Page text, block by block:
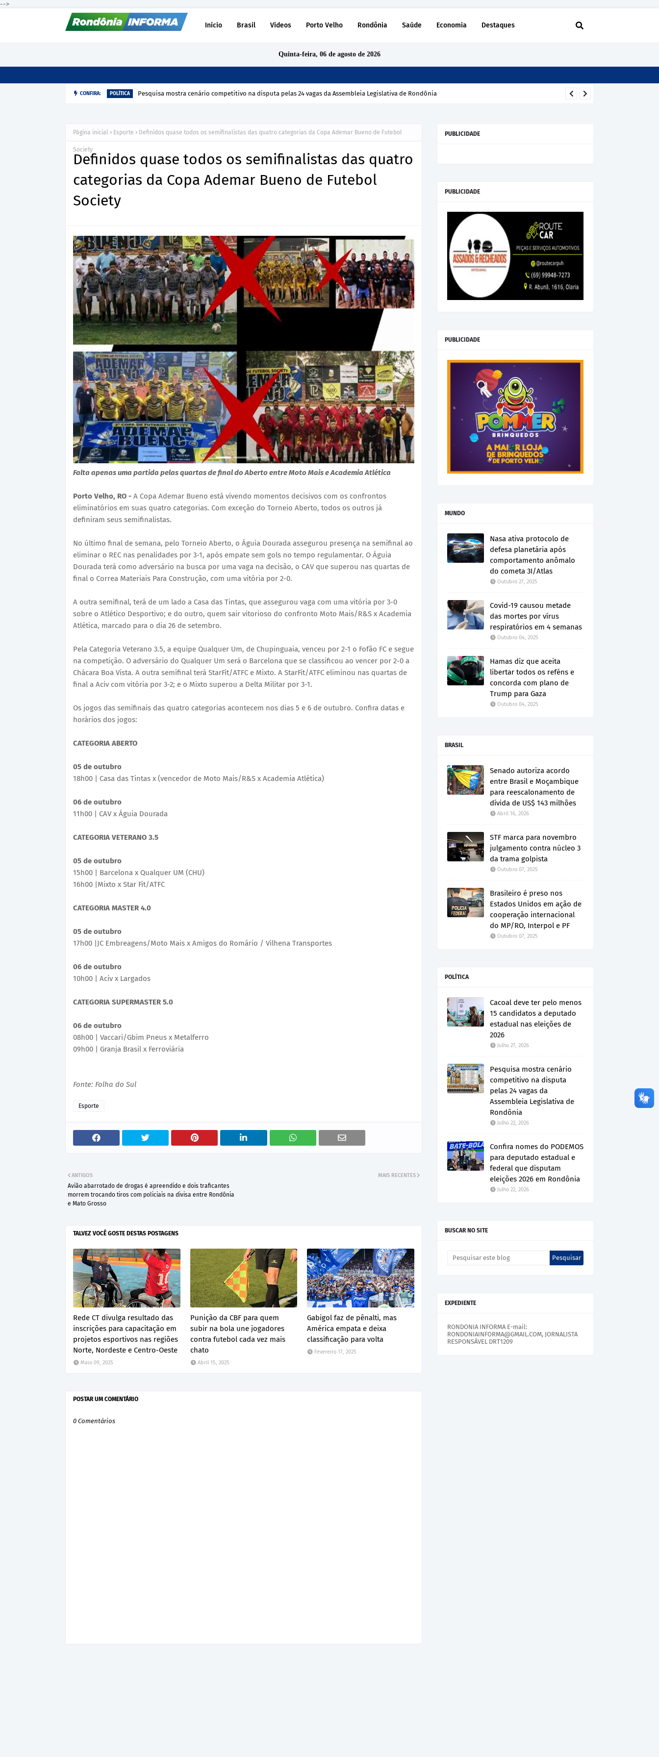
-->
Início Brasil Vídeos Porto Velho Rondônia Saúde Economia Destaques
Quinta-feira, 06 de agosto de 2026
CONFIRA: POLÍTICA Pesquisa mostra cenário competitivo na disputa pelas 24 vagas da Assembleia Legislativa de Rondônia
Página inicial Esporte Definidos quase todos os semifinalistas das quatro categorias da Copa Ademar Bueno de Futebol
Society
Definidos quase todos os semifinalistas das quatro
categorias da Copa Ademar Bueno de Futebol
Society
Falta apenas uma partida pelas quartas de final do Aberto entre Moto Mais e Academia Atlética
Porto Velho, RO - A Copa Ademar Bueno está vivendo momentos decisivos com os confrontos
eliminatórios em suas quatro categorias. Com exceção do Torneio Aberto, todos os outros já
definiram seus semifinalistas.
No último final de semana, pelo Torneio Aberto, o Águia Dourada assegurou presença na semifinal ao
eliminar o REC nas penalidades por 3-1, após empate sem gols no tempo regulamentar. O Águia
Dourada terá como adversário na busca por uma vaga na decisão, o CAV que superou nas quartas de
final o Correa Materiais Para Construção, com uma vitória por 2-0.
A outra semifinal, terá de um lado a Casa das Tintas, que assegurou vaga com uma vitória por 3-0
sobre o Atlético Desportivo; e do outro, quem sair vitorioso do confronto Moto Mais/R&S x Academia
Atlética, marcado para o dia 26 de setembro.
Pela Categoria Veterano 3.5, a equipe Qualquer Um, de Chupinguaia, venceu por 2-1 o Fofão FC e segue
na competição. O adversário do Qualquer Um será o Barcelona que se classificou ao vencer por 2-0 a
Chácara Boa Vista. A outra semifinal terá StarFit/ATFC e Mixto. A StarFit/ATFC eliminou nas quartas de
final a Aciv com vitória por 3-2; e o Mixto superou a Delta Militar por 3-1.
Os jogos das semifinais das quatro categorias acontecem nos dias 5 e 6 de outubro. Confira datas e
horários dos jogos:
CATEGORIA ABERTO
05 de outubro
18h00 | Casa das Tintas x (vencedor de Moto Mais/R&S x Academia Atlética)
06 de outubro
11h00 | CAV x Águia Dourada
CATEGORIA VETERANO 3.5
05 de outubro
15h00 | Barcelona x Qualquer UM (CHU)
16h00 |Mixto x Star Fit/ATFC
CATEGORIA MASTER 4.0
05 de outubro
17h00 |JC Embreagens/Moto Mais x Amigos do Romário / Vilhena Transportes
06 de outubro
10h00 | Aciv x Largados
CATEGORIA SUPERMASTER 5.0
06 de outubro
08h00 | Vaccari/Gbim Pneus x Metalferro
09h00 | Granja Brasil x Ferroviária
Fonte: Folha do Sul
Esporte
MAIS RECENTES
ANTIGOS
Avião abarrotado de drogas é apreendido e dois traficantes
morrem trocando tiros com policiais na divisa entre Rondônia
e Mato Grosso
TALVEZ VOCÊ GOSTE DESTAS POSTAGENS
Rede CT divulga resultado das
inscrições para capacitação em
projetos esportivos nas regiões
Norte, Nordeste e Centro-Oeste
Maio 09, 2025
Punição da CBF para quem
subir na bola une jogadores
contra futebol cada vez mais
chato
Abril 15, 2025
Gabigol faz de pênalti, mas
América empata e deixa
classificação para volta
Fevereiro 17, 2025
POSTAR UM COMENTÁRIO
0 Comentários
PUBLICIDADE
PUBLICIDADE
PUBLICIDADE
MUNDO
Nasa ativa protocolo de
defesa planetária após
comportamento anômalo
do cometa 3I/Atlas
Outubro 27, 2025
Covid-19 causou metade
das mortes por vírus
respiratórios em 4 semanas
Outubro 04, 2025
Hamas diz que aceita
libertar todos os reféns e
concorda com plano de
Trump para Gaza
Outubro 04, 2025
BRASIL
Senado autoriza acordo
entre Brasil e Moçambique
para reescalonamento de
dívida de US$ 143 milhões
Abril 16, 2026
STF marca para novembro
julgamento contra núcleo 3
da trama golpista
Outubro 07, 2025
Brasileiro é preso nos
Estados Unidos em ação de
cooperação internacional
do MP/RO, Interpol e PF
Outubro 07, 2025
POLÍTICA
Cacoal deve ter pelo menos
15 candidatos a deputado
estadual nas eleições de
2026
Julho 27, 2026
Pesquisa mostra cenário
competitivo na disputa
pelas 24 vagas da
Assembleia Legislativa de
Rondônia
Julho 22, 2026
Confira nomes do PODEMOS
para deputado estadual e
federal que disputam
eleições 2026 em Rondônia
Julho 22, 2026
BUSCAR NO SITE
EXPEDIENTE
RONDONIA INFORMA E-mail:
RONDONIAINFORMA@GMAIL.COM, JORNALISTA
RESPONSÁVEL DRT1209